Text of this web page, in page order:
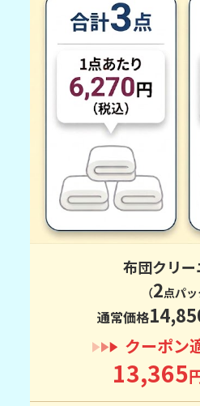
布団クリ
（2点パッ
通常価格
クーポン
13,365